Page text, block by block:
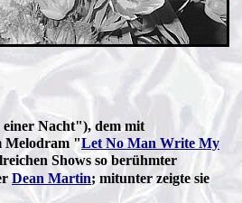
einer Nacht"), dem mit
Melodram "Let No Man Write My
Shows so berühmter
Dean Martin; mitunter zeigte sie